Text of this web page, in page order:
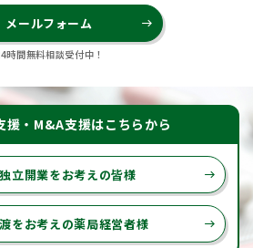
メールフォーム east
時間無料相談受付中！
援・M&A支援はこちらから
立開業をお考えの皆様 east
をお考えの薬局経営者様 east